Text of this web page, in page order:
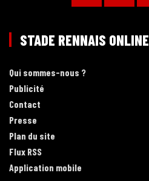
STADE RENNAIS ONLINE
Qui sommes-nous ?
Publicité
Contact
Presse
Plan du site
Flux RSS
Application mobile